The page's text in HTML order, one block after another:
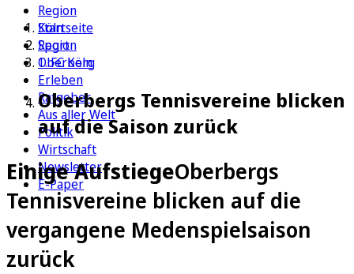
Region
Köln
Sport
1. FC Köln
Erleben
Ratgeber
Aus aller Welt
Politik
Wirtschaft
Newsletter
E-Paper
Startseite
Region
Oberberg
Oberbergs Tennisvereine blicken
auf die Saison zurück
Einige AufstiegeOberbergs
Tennisvereine blicken auf die
vergangene Medenspielsaison
zurück